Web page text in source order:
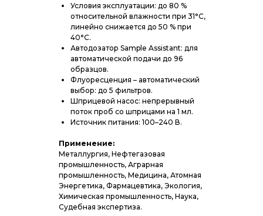
Условия эксплуатации: до 80 %
относительной влажности при 31°C,
линейно снижается до 50 % при
40°C.
Автодозатор Sample Assistant: для
автоматической подачи до 96
образцов.
Флуоресценция – автоматический
выбор: до 5 фильтров.
Шприцевой насос: непрерывный
поток проб со шприцами на 1 мл.
Источник питания: 100–240 В.
Применение:
Металлургия, Нефтегазовая
промышленность, Аграрная
промышленность, Медицина, Атомная
Энергетика, Фармацевтика, Экология,
Химическая промышленность, Наука,
Судебная экспертиза.